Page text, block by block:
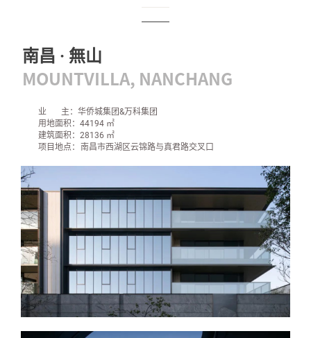
南昌 · 無山
MOUNTVILLA, NANCHANG
业 主：华侨城集团&万科集团
用地面积：44194 ㎡
建筑面积：28136 ㎡
项目地点 ： 南昌市西湖区云锦路与真君路交叉口